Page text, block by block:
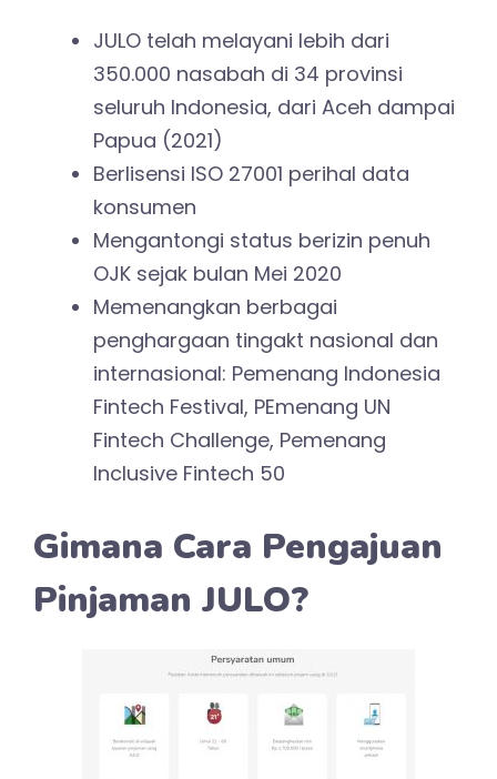
JULO telah melayani lebih dari
350.000 nasabah di 34 provinsi
seluruh Indonesia, dari Aceh dampai
Papua (2021)
Berlisensi ISO 27001 perihal data
konsumen
Mengantongi status berizin penuh
OJK sejak bulan Mei 2020
Memenangkan berbagai
penghargaan tingakt nasional dan
internasional: Pemenang Indonesia
Fintech Festival, PEmenang UN
Fintech Challenge, Pemenang
Inclusive Fintech 50
Gimana Cara Pengajuan
Pinjaman JULO?